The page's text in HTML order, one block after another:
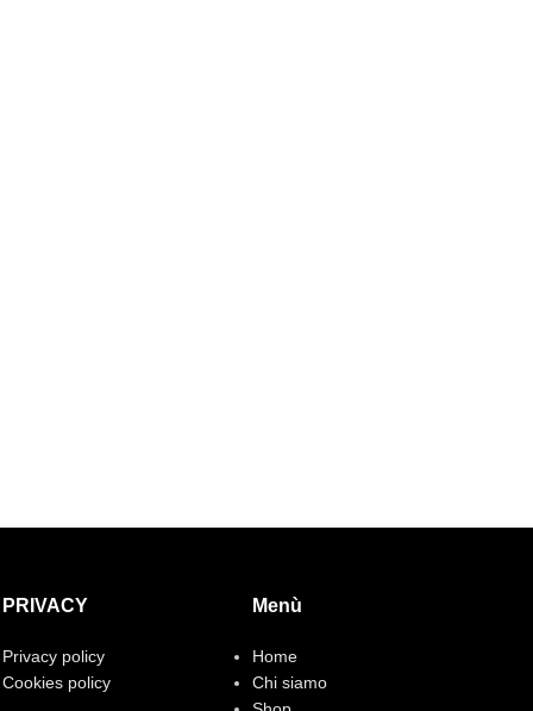
PRIVACY
Privacy policy
Cookies policy
Menù
Home
Chi siamo